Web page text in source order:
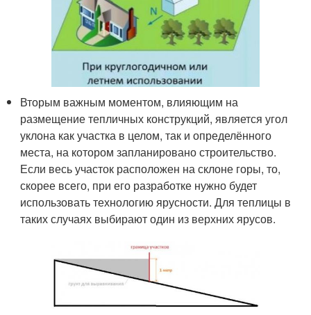
Вторым важным моментом, влияющим на
размещение тепличных конструкций, является угол
уклона как участка в целом, так и определённого
места, на котором запланировано строительство.
Если весь участок расположен на склоне горы, то,
скорее всего, при его разработке нужно будет
использовать технологию ярусности. Для теплицы в
таких случаях выбирают один из верхних ярусов.